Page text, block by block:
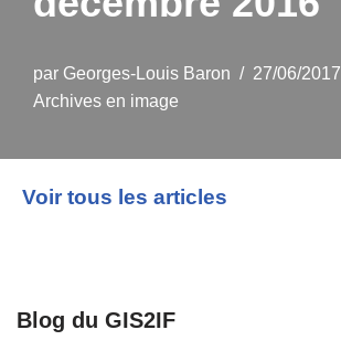
par Georges-Louis Baron
27/06/2017
Archives en image
Voir tous les articles
Blog du GIS2IF